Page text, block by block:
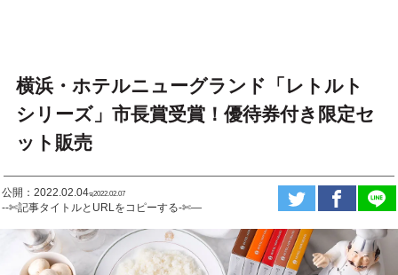
横浜・ホテルニューグランド「レトルト
シリーズ」市長賞受賞！優待券付き限定セ
ット販売
公開：2022.02.04ಇ2022.02.07
--✄記事タイトルとURLをコピーする-✄—